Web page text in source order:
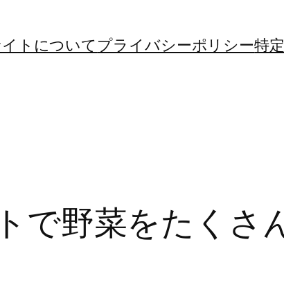
トについてプライバシーポリシー特
で野菜をたくさ